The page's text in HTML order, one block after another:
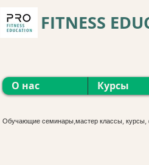
FITNESS
О нас Курсы
Обучающие семинары,мастер классы, курсы,